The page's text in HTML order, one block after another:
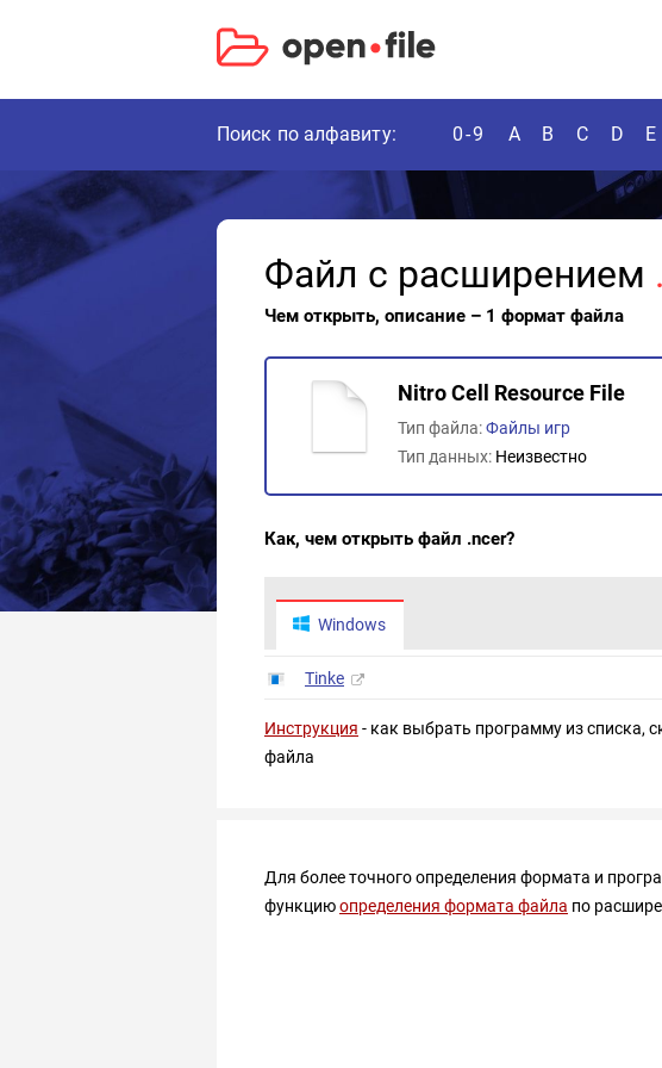
Поиск по алфавиту: 0-9 A B C D E
Файл с расширением
Чем открыть, описание – 1 формат файла
Nitro Cell Resource File
Тип файла:Файлы игр
Тип данных: Неизвестно
Как, чем открыть файл .ncer?
Windows
Tinke
Инструкция - как выбрать программу из списка,
файла
Для более точного определения формата и
функциюопределения формата файла по